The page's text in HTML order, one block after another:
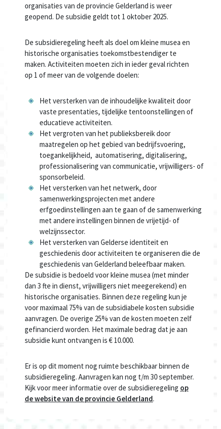
organisaties van de provincie Gelderland is weer
geopend. De subsidie geldt tot 1 oktober 2025.
De subsidieregeling heeft als doel om kleine musea en
historische organisaties toekomstbestendiger te
maken. Activiteiten moeten zich in ieder geval richten
op 1 of meer van de volgende doelen:
Het versterken van de inhoudelijke kwaliteit door
vaste presentaties, tijdelijke tentoonstellingen of
educatieve activiteiten.
Het vergroten van het publieksbereik door
maatregelen op het gebied van bedrijfsvoering,
toegankelijkheid, automatisering, digitalisering,
professionalisering van communicatie, vrijwilligers- of
sponsorbeleid.
Het versterken van het netwerk, door
samenwerkingsprojecten met andere
erfgoedinstellingen aan te gaan of de samenwerking
met andere instellingen binnen de vrijetijd- of
welzijnssector.
Het versterken van Gelderse identiteit en
geschiedenis door activiteiten te organiseren die de
geschiedenis van Gelderland beleefbaar maken.
De subsidie is bedoeld voor kleine musea (met minder
dan 3 fte in dienst, vrijwilligers niet meegerekend) en
historische organisaties. Binnen deze regeling kun je
voor maximaal 75% van de subsidiabele kosten subsidie
aanvragen. De overige 25% van de kosten moeten zelf
gefinancierd worden. Het maximale bedrag dat je aan
subsidie kunt ontvangen is € 10.000.
Er is op dit moment nog ruimte beschikbaar binnen de
subsidieregeling. Aanvragen kan nog t/m 30 september.
Kijk voor meer informatie over de subsidieregeling op
de website van de provincie Gelderland.